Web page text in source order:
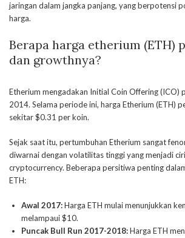
jaringan dalam jangka panjang, yang berpotensi
harga.
Berapa harga etherium (ETH)
dan growthnya?
Etherium mengadakan Initial Coin Offering (ICO)
2014. Selama periode ini, harga Etherium (ETH)
sekitar $0.31 per koin.
Sejak saat itu, pertumbuhan Etherium sangat
diwarnai dengan volatilitas tinggi yang menjadi
cryptocurrency. Beberapa persitiwa penting
ETH:
Awal 2017:Harga ETH mulai menunjukkan
melampaui $10.
Puncak Bull Run 2017-2018:Harga ETH